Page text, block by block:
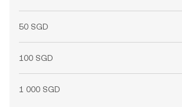
50 SGD
100 SGD
1 000 SGD